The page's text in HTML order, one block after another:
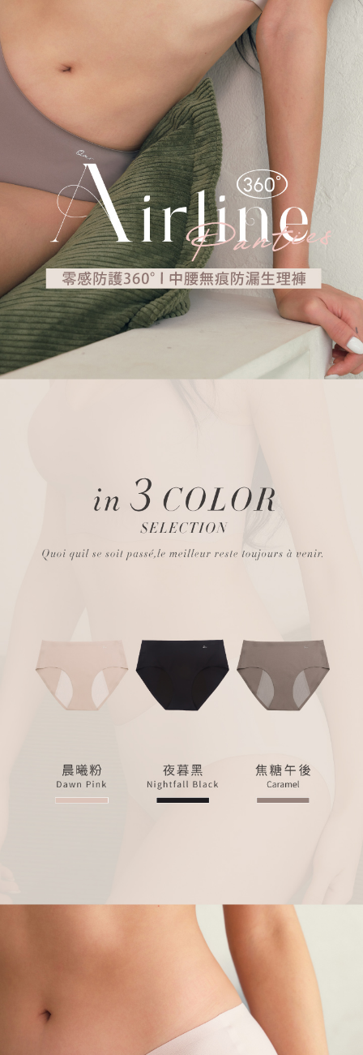
恩沛科技股份有限公司將有權停止該用戶之使用額度並採取法律行動。
每筆NT$90，滿NT$1,000(含以上)免運費
付款後門市自取約3~7天到貨，僅限本人攜帶身分證領取 ※星期六
及星期日將延後出貨
免運費
貨到付款 約3~5天到貨，實際出貨依照配送狀態為主。※國定假日
每筆NT$90，滿NT$1,000(含以上)免運費
海外宅配（請勿填寫『智能櫃』或自提點地址！）以致無
法配送須補足額外產生費用，才能派發。
查看運費